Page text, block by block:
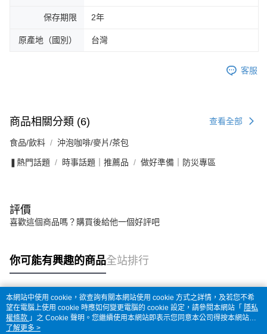
保存期限 2年
原產地（國別） 台灣
客服
商品相關分類 (6) 查看全部
食品/飲料 沖泡咖啡/麥片/茶包
❚熱門話題 時事話題｜推薦品 做好準備｜防災專區
評價
喜歡這個商品嗎？購買後給他一個好評吧
你可能有興趣的商品全站排行
熱門標籤
本網站中使用 cookie，欲查詢有關本網站使用 cookie 方式之詳情，及若您不希
望在電腦上使用 cookie 時應如何變更電腦的 cookie 設定，請參閱本網站「 隱私
權條款 」之 Cookie 聲明。您繼續使用本網站即表示您同意本公司得按本網站使
用條款之 Cookie 聲明使用 cookie。
了解更多 >